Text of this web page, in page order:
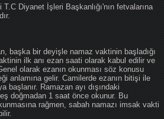
Diyanet İşleri Başkanlığı'nın fetvalarına
başka bir deyişle namaz vaktinin başladığı
ilk anı ezan saati olarak kabul edilir ve
olarak ezanın okunması söz konusu
anlamına gelir. Camilerde ezanın bitişi ile
başlanır. Ramazan ayı dışındaki
doğmadan 1 saat önce okunur. Bu
rağmen, sabah namazı imsak vakti